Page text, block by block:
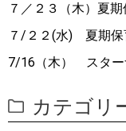
７／２３（木）夏
７/２２(水) 夏期保
7/16（木） スター
カテゴリ